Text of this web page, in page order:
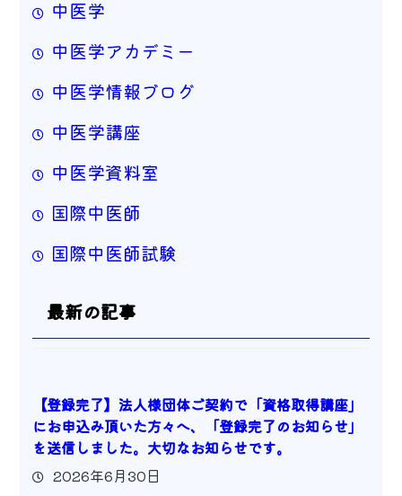
中医学
中医学アカデミー
中医学情報ブログ
中医学講座
中医学資料室
国際中医師
国際中医師試験
最新の記事
【登録完了】法人様団体ご契約で「資格取得講座」
にお申込み頂いた方々へ、「登録完了のお知らせ」
を送信しました。大切なお知らせです。
2026年6月30日